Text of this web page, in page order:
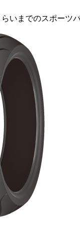
いまでのスポーツ